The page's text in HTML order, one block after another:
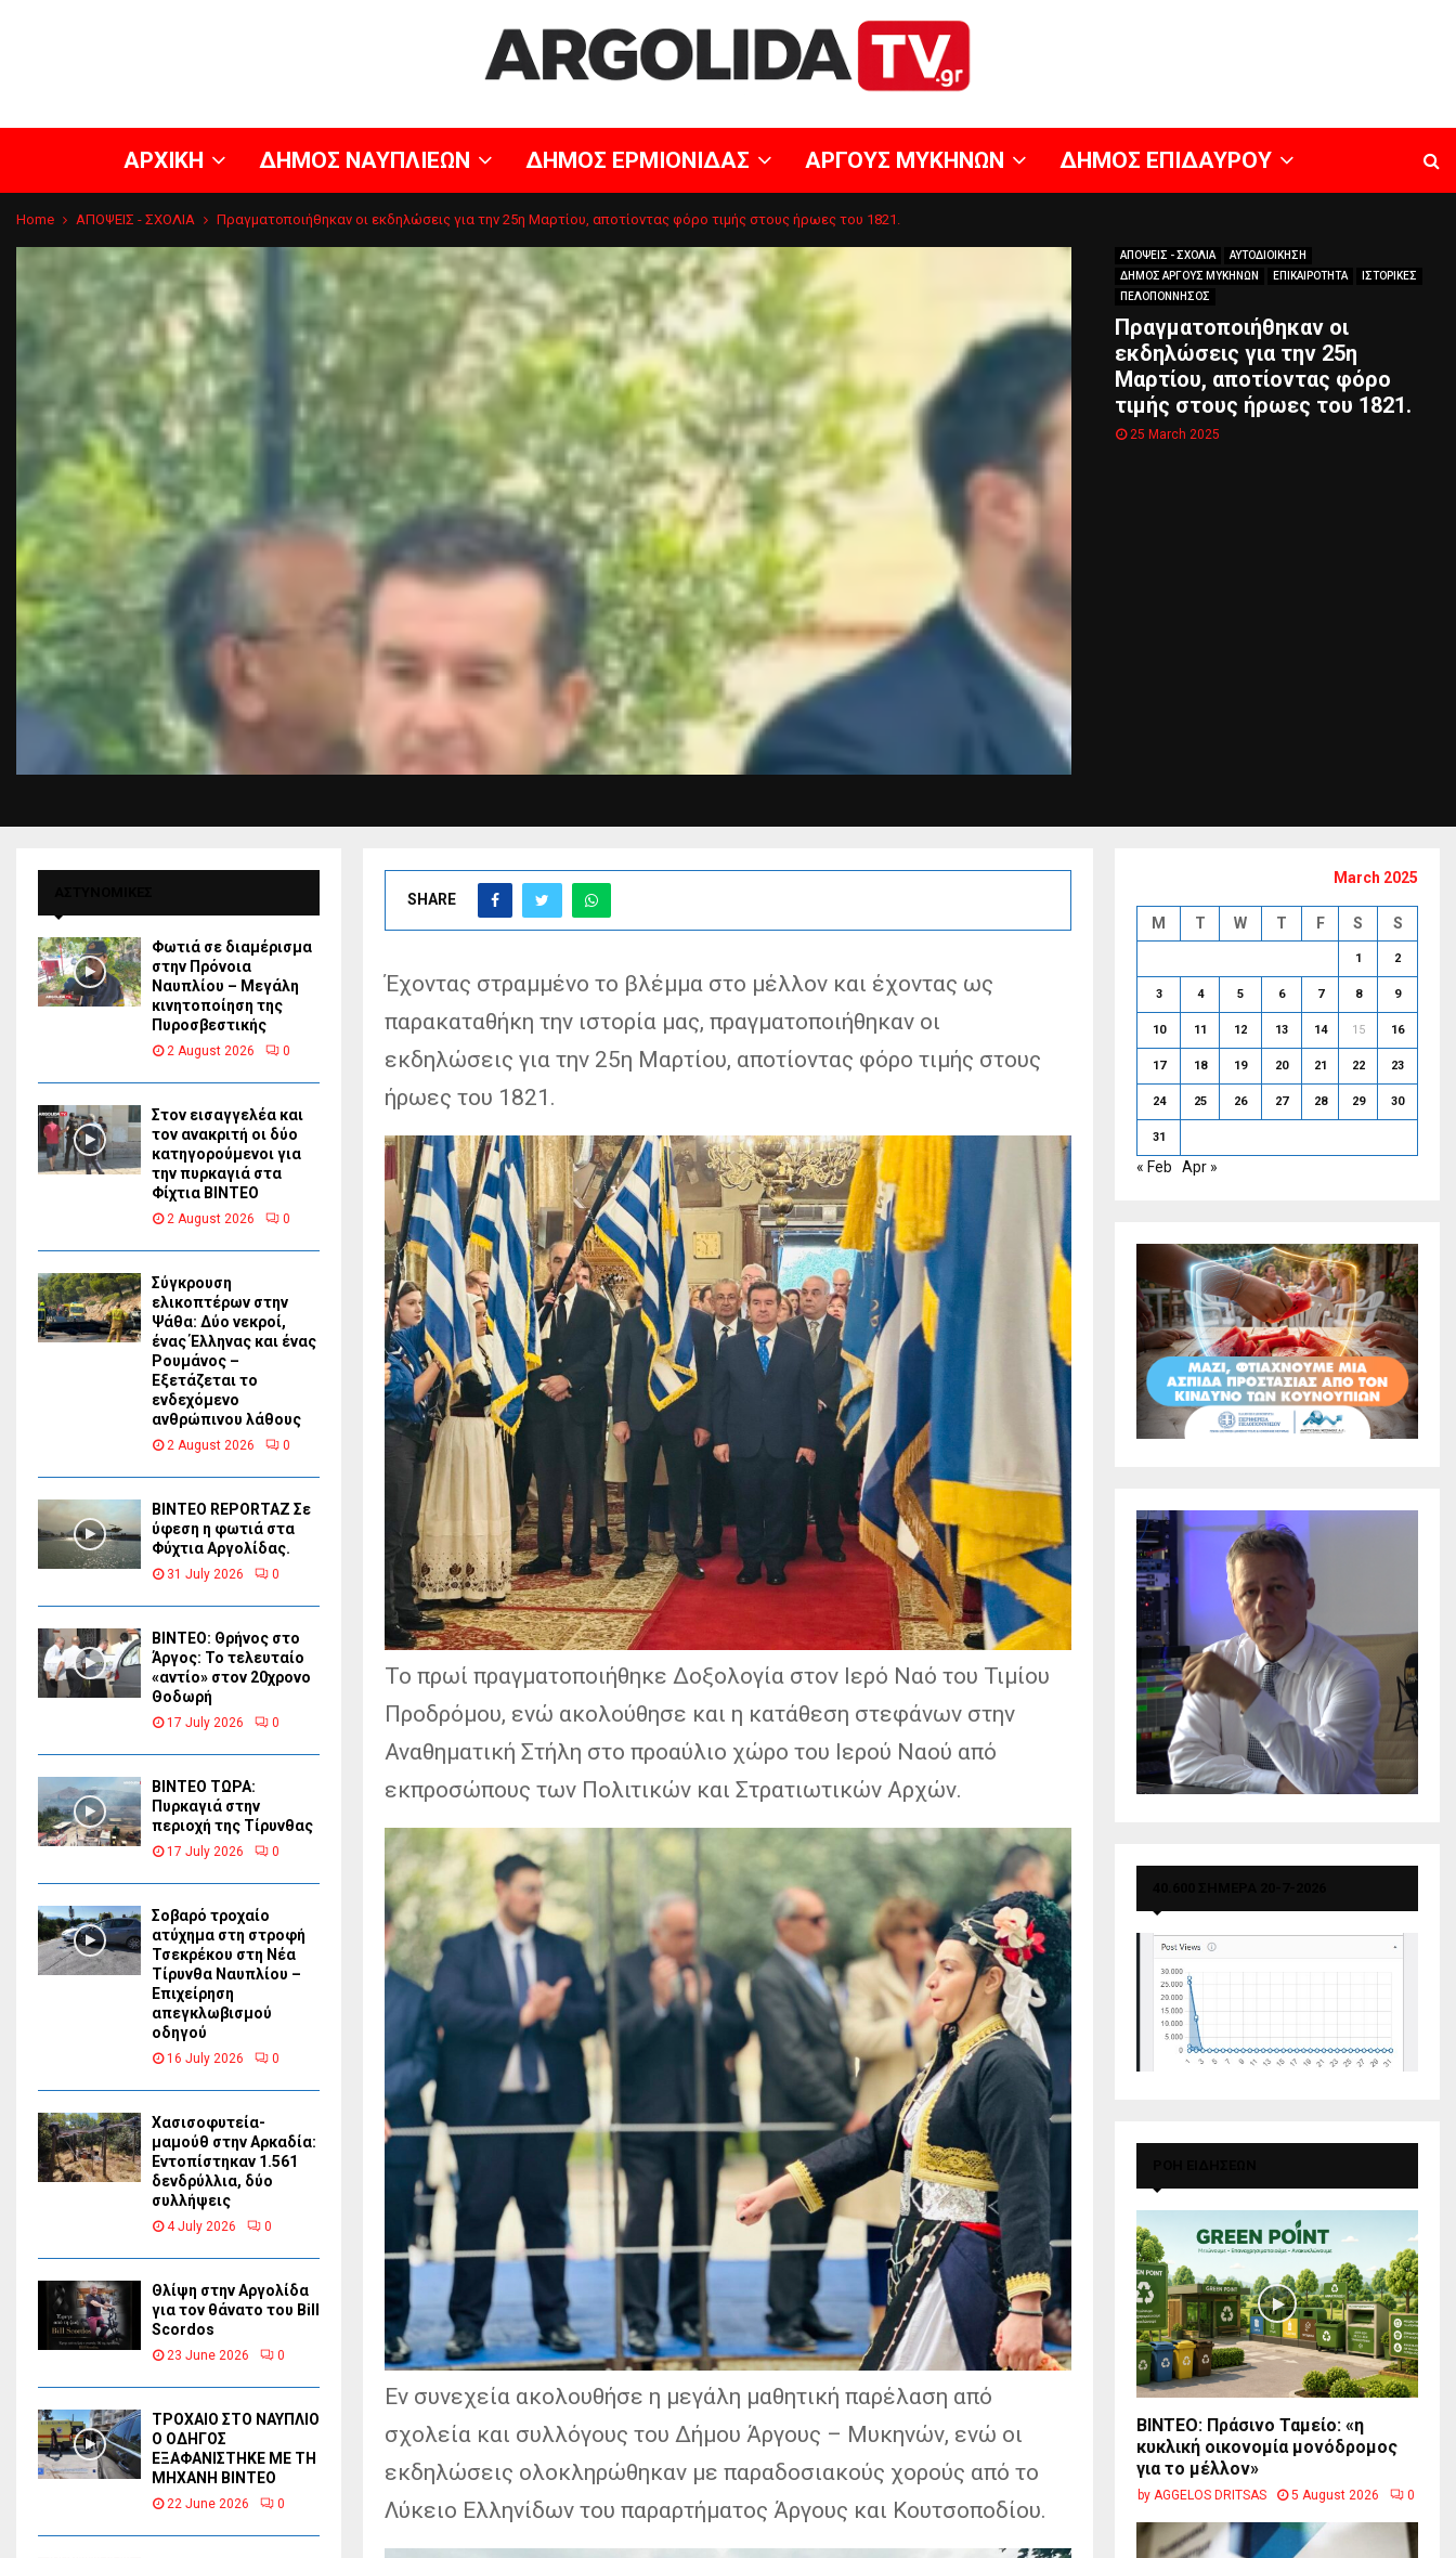
ΑΡΧΙΚΗ ΔΗΜΟΣ ΝΑΥΠΛΙΕΩΝ ΔΗΜΟΣ ΕΡΜΙΟΝΙΔΑΣ ΑΡΓΟΥΣ ΜΥΚΗΝΩΝ ΔΗΜΟΣ ΕΠΙΔΑΥΡΟΥ
Home ΑΠΟΨΕΙΣ - ΣΧΟΛΙΑ Πραγματοποιήθηκαν οι εκδηλώσεις για την 25η Μαρτίου, αποτίοντας φόρο τιμής στους ήρωες του 1821.
ΑΠΟΨΕΙΣ - ΣΧΟΛΙΑ
ΑΥΤΟΔΙΟΙΚΗΣΗ
ΔΗΜΟΣ ΑΡΓΟΥΣ ΜΥΚΗΝΩΝ
ΕΠΙΚΑΙΡΟΤΗΤΑ
ΙΣΤΟΡΙΚΕΣ
ΠΕΛΟΠΟΝΝΗΣΟΣ
Πραγματοποιήθηκαν οι
εκδηλώσεις για την 25η
Μαρτίου, αποτίοντας φόρο
τιμής στους ήρωες του 1821.
25 March 2025
SHARE
Έχοντας στραμμένο το βλέμμα στο μέλλον και έχοντας ως
παρακαταθήκη την ιστορία μας, πραγματοποιήθηκαν οι
εκδηλώσεις για την 25η Μαρτίου, αποτίοντας φόρο τιμής στους
ήρωες του 1821.
Το πρωί πραγματοποιήθηκε Δοξολογία στον Ιερό Ναό του Τιμίου
Προδρόμου, ενώ ακολούθησε και η κατάθεση στεφάνων στην
Αναθηματική Στήλη στο προαύλιο χώρο του Ιερού Ναού από
εκπροσώπους των Πολιτικών και Στρατιωτικών Αρχών.
Εν συνεχεία ακολουθήσε η μεγάλη μαθητική παρέλαση από
σχολεία και συλλόγους του Δήμου Άργους – Μυκηνών, ενώ οι
εκδηλώσεις ολοκληρώθηκαν με παραδοσιακούς χορούς από το
Λύκειο Ελληνίδων του παραρτήματος Άργους και Κουτσοποδίου.
Φωτιά σε διαμέρισμα
στην Πρόνοια
Ναυπλίου – Μεγάλη
κινητοποίηση της
Πυροσβεστικής
2 August 2026 0
Στον εισαγγελέα και
τον ανακριτή οι δύο
κατηγορούμενοι για
την πυρκαγιά στα
Φίχτια ΒΙΝΤΕΟ
2 August 2026 0
Σύγκρουση
ελικοπτέρων στην
Ψάθα: Δύο νεκροί,
ένας Έλληνας και ένας
Ρουμάνος –
Εξετάζεται το
ενδεχόμενο
ανθρώπινου λάθους
2 August 2026 0
BINTEO REPORTAZ Σε
ύφεση η φωτιά στα
Φύχτια Αργολίδας.
31 July 2026 0
ΒΙΝΤΕΟ: Θρήνος στο
Άργος: Το τελευταίο
«αντίο» στον 20χρονο
Θοδωρή
17 July 2026 0
ΒΙΝΤΕΟ ΤΩΡΑ:
Πυρκαγιά στην
περιοχή της Τίρυνθας
17 July 2026 0
Σοβαρό τροχαίο
ατύχημα στη στροφή
Τσεκρέκου στη Νέα
Τίρυνθα Ναυπλίου –
Επιχείρηση
απεγκλωβισμού
οδηγού
16 July 2026 0
Χασισοφυτεία-
μαμούθ στην Αρκαδία:
Εντοπίστηκαν 1.561
δενδρύλλια, δύο
συλλήψεις
4 July 2026 0
Θλίψη στην Αργολίδα
για τον θάνατο του Bill
Scordos
23 June 2026 0
ΤΡΟΧΑΙΟ ΣΤΟ ΝΑΥΠΛΙΟ
Ο ΟΔΗΓΟΣ
ΕΞΑΦΑΝΙΣΤΗΚΕ ΜΕ ΤΗ
ΜΗΧΑΝΗ ΒΙΝΤΕΟ
22 June 2026 0
March 2025
M T W T F S S
1 2
3 4 5 6 7 8 9
10 11 12 13 14 15 16
17 18 19 20 21 22 23
24 25 26 27 28 29 30
31
« Feb Apr »
BINTEO: Πράσινο Ταμείο: «η
κυκλική οικονομία μονόδρομος
για το μέλλον»
by AGGELOS DRITSAS 5 August 2026 0